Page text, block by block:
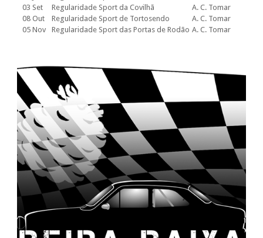
03 Set
Regularidade Sport da Covilhã
A. C. Tomar
08 Out
Regularidade Sport de Tortosendo
A. C. Tomar
05 Nov
Regularidade Sport das Portas de Rodão A. C. Tomar